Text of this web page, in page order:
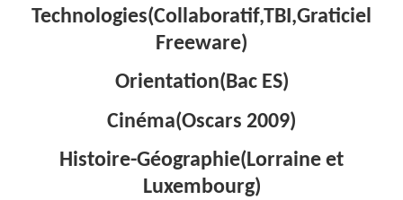
Technologies(Collaboratif,TBI,Graticiel
Freeware)
Orientation(Bac ES)
Cinéma(Oscars 2009)
Histoire-Géographie(Lorraine et
Luxembourg)